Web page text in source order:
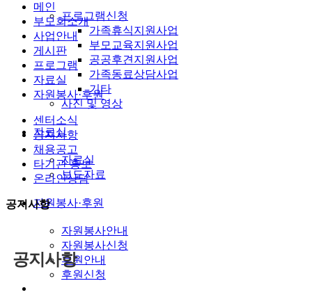
프로그램신청
가족휴식지원사업
부모교육지원사업
공공후견지원사업
가족동료상담사업
기타
사진 및 영상
자료실
자료실
보도자료
자원봉사·후원
자원봉사안내
자원봉사신청
후원안내
후원신청
메인
부모회소개
사업안내
게시판
프로그램
자료실
자원봉사·후원
센터소식
공지사항
채용공고
타기관 홍보
온라인상담
공지사항
공지사항